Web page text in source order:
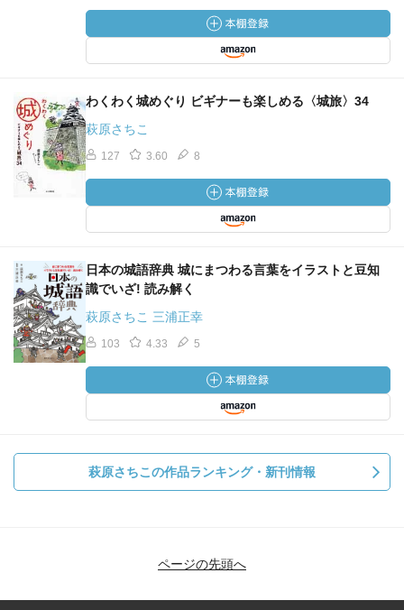
わくわく城めぐり ビギナーも楽しめる〈城旅〉34
萩原さちこ
127 3.60 8
日本の城語辞典 城にまつわる言葉をイラストと豆知
識でいざ! 読み解く
萩原さちこ 三浦正幸
103 4.33 5
萩原さちこの作品ランキング・新刊情報
ページの先頭へ